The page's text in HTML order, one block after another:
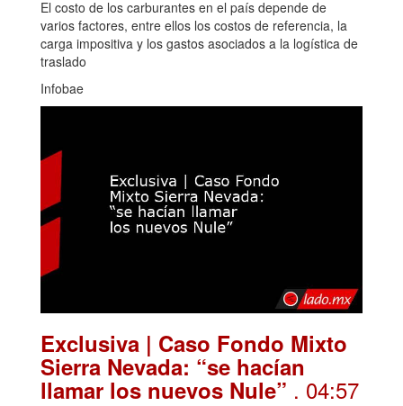
El costo de los carburantes en el país depende de
varios factores, entre ellos los costos de referencia, la
carga impositiva y los gastos asociados a la logística de
traslado
Infobae
Exclusiva | Caso Fondo Mixto
Sierra Nevada: “se hacían
llamar los nuevos Nule” . 04:57